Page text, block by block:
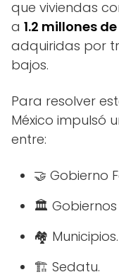
que viviendas
a 1.2 millones
adquiridas por
bajos.
Para resolver
México impulsó
entre:
🤝 Gobierno
🏛️
🏘️ Municipios.
🏗️ Sedatu.